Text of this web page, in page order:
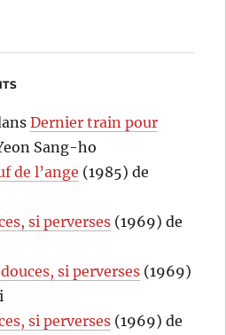
Dernier train pour
Sang-ho
de l’ange (1985) de
si perverses (1969) de
si perverses (1969)
si perverses (1969) de